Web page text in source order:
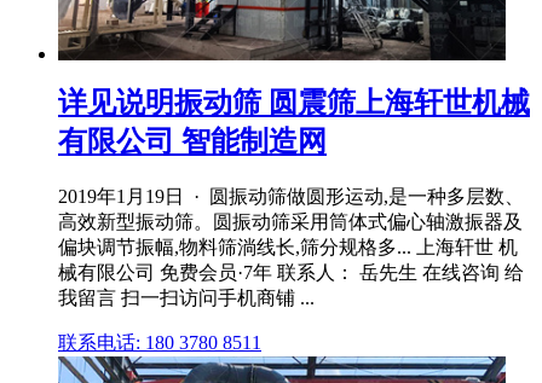
详见说明振动筛 圆震筛上海轩世机械
有限公司 智能制造网
2019年1月19日 · 圆振动筛做圆形运动,是一种多层数、
高效新型振动筛。圆振动筛采用筒体式偏心轴激振器及
偏块调节振幅,物料筛淌线长,筛分规格多... 上海轩世 机
械有限公司 免费会员·7年 联系人： 岳先生 在线咨询 给
我留言 扫一扫访问手机商铺 ...
联系电话: 180 3780 8511